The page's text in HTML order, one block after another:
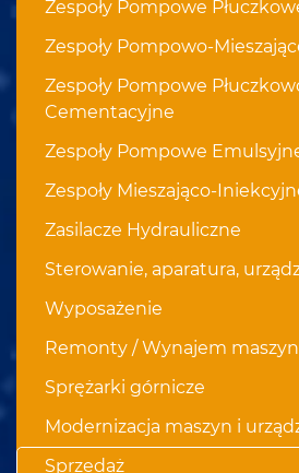
Zespoły Pompowe
Zespoły Pompowo-
Zespoły Pompowe
Cementacyjne
Zespoły Pompowe
Zespoły Mieszająco-
Zasilacze Hydrauliczne
Sterowanie, aparatura,
Wyposażenie
Remonty / Wynajem maszyn
Sprężarki górnicze
Modernizacja maszyn i
Sprzedaż